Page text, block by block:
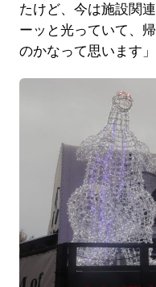
たけど、今は施設関
ーッと光っていて、
のかなって思います」